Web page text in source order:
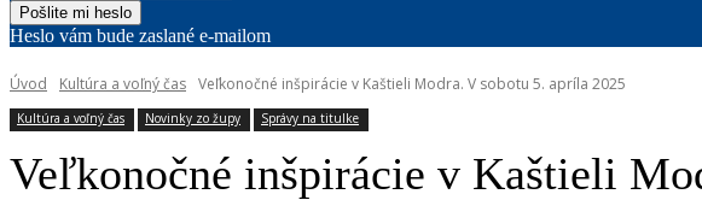
Heslo vám bude zaslané e-mailom
Úvod Kultúra a voľný čas Veľkonočné inšpirácie v Kaštieli Modra. V sobotu 5. apríla 2025
Kultúra a voľný čas Novinky zo župy Správy na titulke
Veľkonočné inšpirácie v Kaštieli